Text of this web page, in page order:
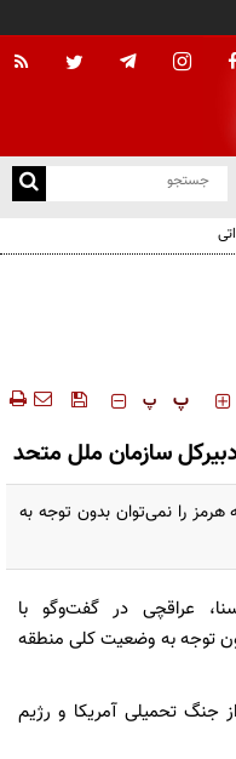
‍‍‍ پ پ
سازمان ملل متحد
را نمی‌توان بدون توجه به
عراقچی در گفت‌و‌گو با
توجه به وضعیت کلی منطقه
جنگ تحمیلی آمریکا و رژیم